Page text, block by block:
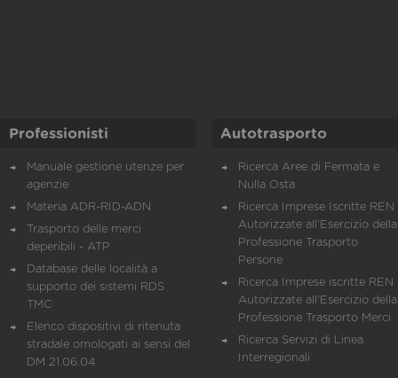
Professionisti
Manuale gestione utenze per
agenzie
Materia ADR-RID-ADN
Trasporto delle merci
deperibili - ATP
Database delle località a
supporto dei sistemi RDS
TMC
Elenco dispositivi di ritenuta
stradale omologati ai sensi del
DM 21.06.04
Autotrasporto
Ricerca Aree di Fermata e
Nulla Osta
Ricerca Imprese Iscritte REN
Autorizzate all'Esercizio della
Professione Trasporto
Persone
Ricerca Imprese iscritte REN
Autorizzate all'Esercizio della
Professione Trasporto Merci
Ricerca Servizi di Linea
Interregionali